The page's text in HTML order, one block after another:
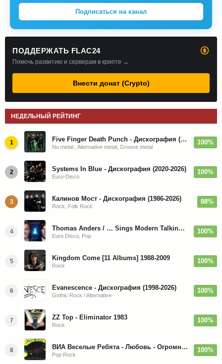
Подписаться на канал
ПОДДЕРЖАТЬ FLAC24
Помочь развитию и серверам в крипте →
Внести донат (Crypto)
НЕДЕЛЬНЫЙ РЕЙТИНГ
1 Five Finger Death Punch - Дискография (2008-2026)
Nu metal , Alternative metal, Groove metal
100%
2 Systems In Blue - Дискография (2020-2026)
Euro-Disco
100%
3 Калинов Мост - Дискография (1986-2026)
Rock, Folk Rock
88%
4 Thomas Anders / … Sings Modern Talking: The Best hi-res
Euro Disco, Pop
100%
5 Kingdom Come [11 Albums] 1988-2009
Rock
100%
6 Evanescence - Дискография (1998-2026)
Gothic Rock / Alternative
100%
7 ZZ Top - Eliminator 1983
Rock
100%
8 ВИА Веселые Ребята - Любовь - Огромная Страна - 1974/2026
Pop Rock
100%